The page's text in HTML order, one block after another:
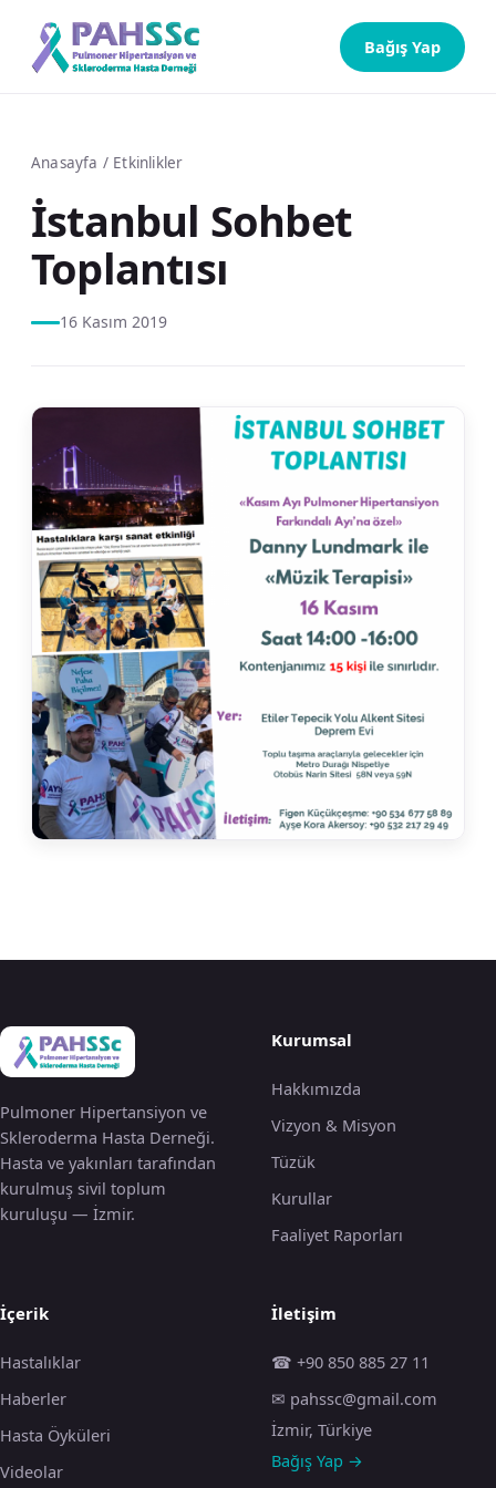
Bağış Yap
Anasayfa / Etkinlikler
İstanbul Sohbet
Toplantısı
16 Kasım 2019
Pulmoner Hipertansiyon ve
Skleroderma Hasta Derneği.
Hasta ve yakınları tarafından
kurulmuş sivil toplum
kuruluşu — İzmir.
Kurumsal
Hakkımızda
Vizyon & Misyon
Tüzük
Kurullar
Faaliyet Raporları
İçerik
Hastalıklar
Haberler
Hasta Öyküleri
Videolar
İletişim
☎ +90 850 885 27 11
✉ pahssc@gmail.com
İzmir, Türkiye
Bağış Yap →